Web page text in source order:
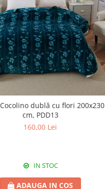
dublă cu flori 200x230
cm, PDD13
160,00 Lei
IN STOC
ADAUGA IN COS